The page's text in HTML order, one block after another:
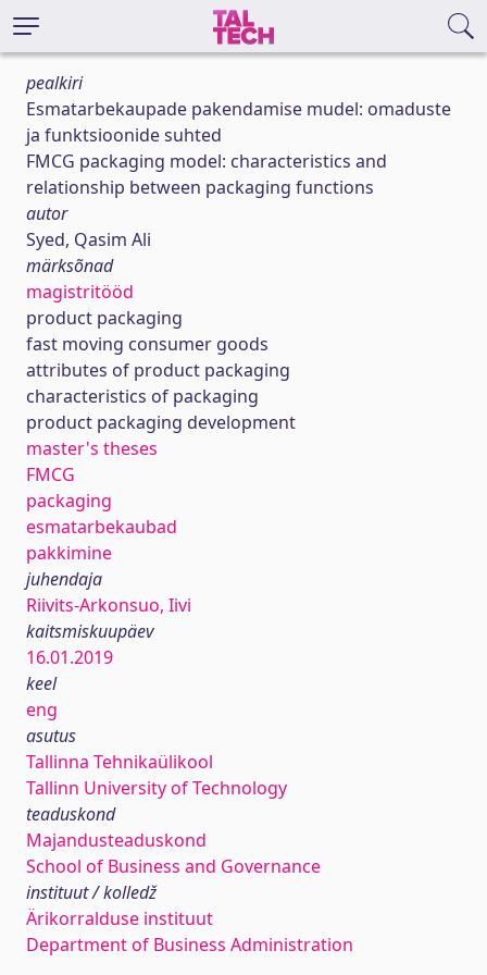
pealkiri
Esmatarbekaupade pakendamise mudel: omaduste
ja funktsioonide suhted
FMCG packaging model: characteristics and
relationship between packaging functions
autor
Syed, Qasim Ali
märksõnad
magistritööd
product packaging
fast moving consumer goods
attributes of product packaging
characteristics of packaging
product packaging development
master's theses
FMCG
packaging
esmatarbekaubad
pakkimine
juhendaja
Riivits-Arkonsuo, Iivi
kaitsmiskuupäev
16.01.2019
keel
eng
asutus
Tallinna Tehnikaülikool
Tallinn University of Technology
teaduskond
Majandusteaduskond
School of Business and Governance
instituut / kolledž
Ärikorralduse instituut
Department of Business Administration